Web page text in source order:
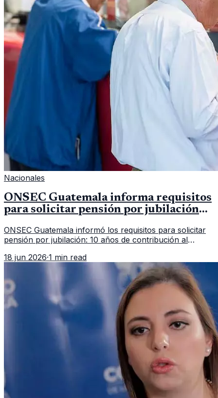
Nacionales
ONSEC Guatemala informa requisitos
para solicitar pensión por jubilación
ONSEC Guatemala informó los requisitos para solicitar
pensión por jubilación: 10 años de contribución al
importar edad.
18 jun 2026·1 min read